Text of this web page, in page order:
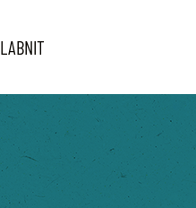
LABNIT